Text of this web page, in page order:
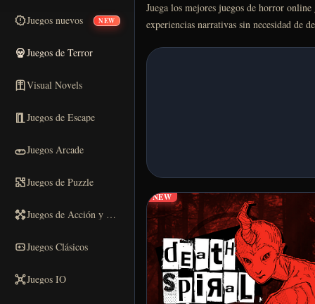
Juegos nuevos NEW
Juegos de Terror
Visual Novels
Juegos de Escape
Juegos Arcade
Juegos de Puzzle
Juegos de Acción y Carreras
Juegos Clásicos
Juegos IO
Juega los mejores juegos de horror
experiencias narrativas sin necesidad de
NEW